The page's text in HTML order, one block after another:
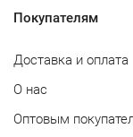
Покупателям
Доставка и оплата
О нас
Оптовым